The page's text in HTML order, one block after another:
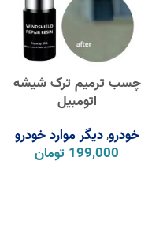
چسب ترمیم ترک شیشه
اتومبیل
خودرو,دیگر موارد خودرو
199,000 تومان